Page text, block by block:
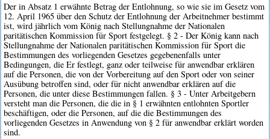
Der in Absatz 1 erwähnte Betrag der Entlohnung, so wie sie im Gesetz vom
12. April 1965 über den Schutz der Entlohnung der Arbeitnehmer bestimmt
ist, wird jährlich vom König nach Stellungnahme der Nationalen
paritätischen Kommission für Sport festgelegt. § 2 - Der König kann nach
Stellungnahme der Nationalen paritätischen Kommission für Sport die
Bestimmungen des vorliegenden Gesetzes gegebenenfalls unter
Bedingungen, die Er festlegt, ganz oder teilweise für anwendbar erklären
auf die Personen, die von der Vorbereitung auf den Sport oder von seiner
Ausübung betroffen sind, oder für nicht anwendbar erklären auf die
Personen, die unter diese Bestimmungen fallen. § 3 - Unter Arbeitgebern
versteht man die Personen, die die in § 1 erwähnten entlohnten Sportler
beschäftigen, oder die Personen, auf die die Bestimmungen des
vorliegenden Gesetzes in Anwendung von § 2 für anwendbar erklärt worden
sind.